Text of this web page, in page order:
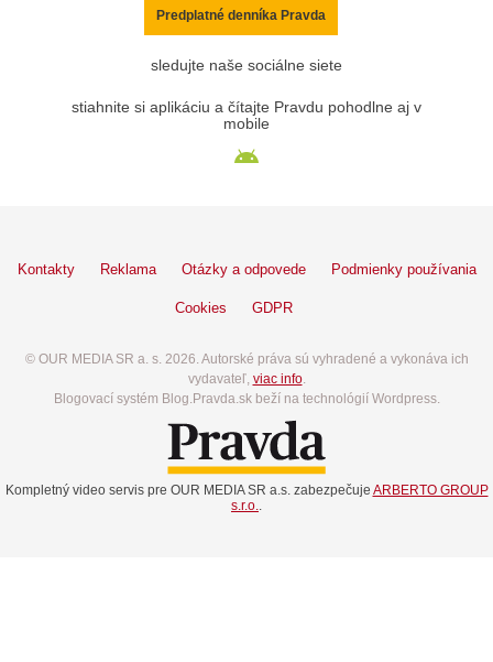
Predplatné denníka Pravda
sledujte naše sociálne siete
stiahnite si aplikáciu a čítajte Pravdu pohodlne aj v
mobile
Kontakty Reklama Otázky a odpovede Podmienky používania
Cookies GDPR
© OUR MEDIA SR a. s. 2026. Autorské práva sú vyhradené a vykonáva ich
vydavateľ, viac info.
Blogovací systém Blog.Pravda.sk beží na technológií Wordpress.
Kompletný video servis pre OUR MEDIA SR a.s. zabezpečuje ARBERTO GROUP
s.r.o..